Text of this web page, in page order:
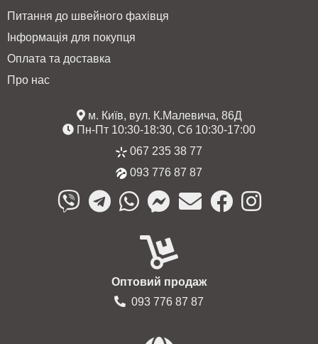
Питання до швейного фахівця
Інформація для покупця
Оплата та доставка
Про нас
м. Київ, вул. К.Малевича, 86Д
Пн-Пт 10:30-18:30, Сб 10:30-17:00
067 235 38 77
093 776 87 87
Оптовий продаж
093 776 87 87